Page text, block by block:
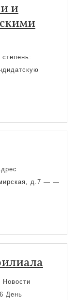
и
д.7 — —
День